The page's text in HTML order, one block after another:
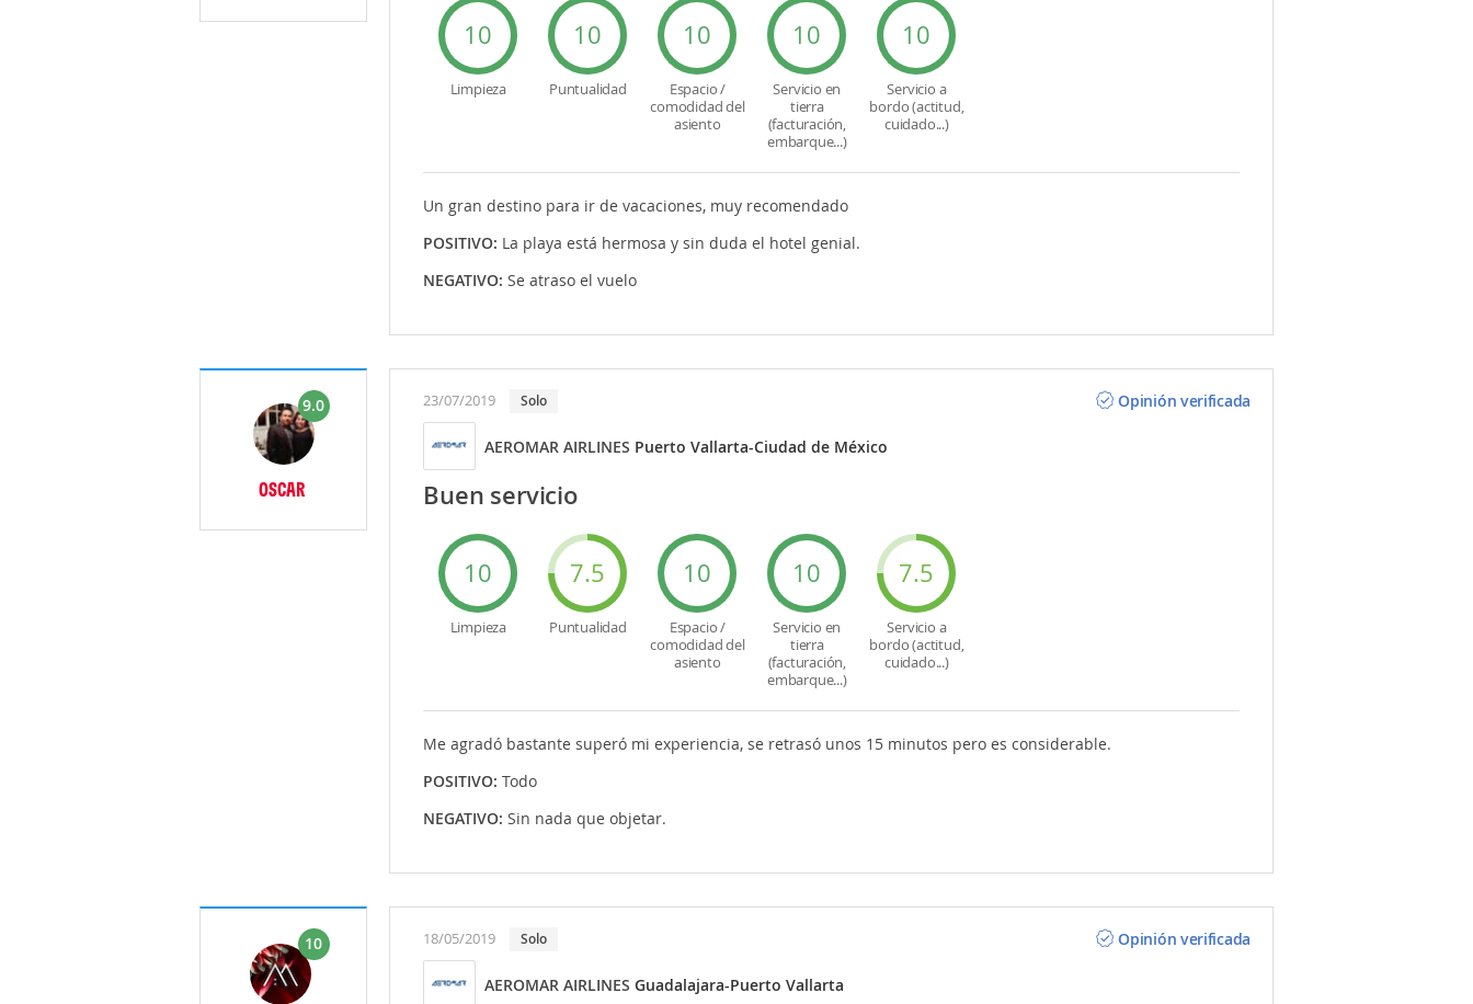
10
Limpieza
10
Puntualidad
10
Espacio /
comodidad del
asiento
10
Servicio en
tierra
(facturación,
embarque...)
10
Servicio a
bordo (actitud,
cuidado...)
Un gran destino para ir de vacaciones, muy recomendado
POSITIVO: La playa está hermosa y sin duda el hotel genial.
NEGATIVO:Se atraso el vuelo
9.0
OSCAR
23/07/2019 solo Opinión verificada
AEROMAR AIRLINES Puerto Vallarta-Ciudad de México
Buen servicio
10
Limpieza
7.5
Puntualidad
10
Espacio /
comodidad del
asiento
10
Servicio en
tierra
(facturación,
embarque...)
7.5
Servicio a
bordo (actitud,
cuidado...)
Me agradó bastante superó mi experiencia, se retrasó unos 15 minutos pero es considerable.
POSITIVO:Todo
NEGATIVO:Sin nada que objetar.
10 18/05/2019 solo Opinión verificada
AEROMAR AIRLINESGuadalajara-Puerto Vallarta